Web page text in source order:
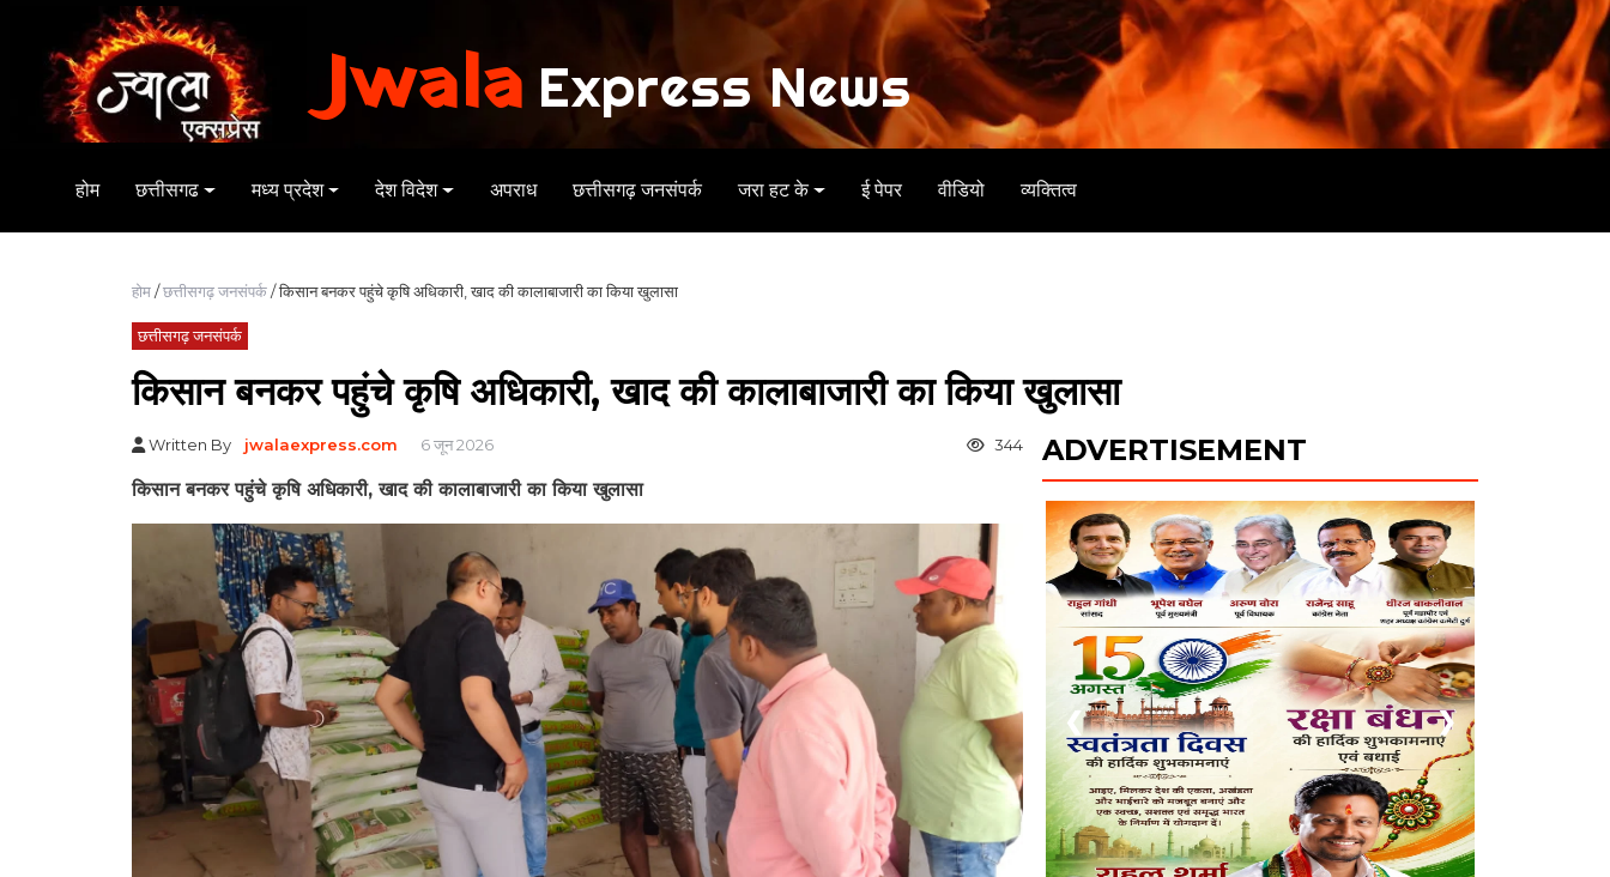
Jwala Express News
होम छत्तीसगढ मध्य प्रदेश देश विदेश अपराध छत्तीसगढ़ जनसंपर्क जरा हट के ई पेपर वीडियो व्यक्तित्व
होम/छत्तीसगढ़ जनसंपर्क/ किसान बनकर पहुंचे कृषि अधिकारी, खाद की कालाबाजारी का किया खुलासा
छत्तीसगढ़ जनसंपर्क
किसान बनकर पहुंचे कृषि अधिकारी, खाद की कालाबाजारी का किया खुलासा
Written By jwalaexpress.com 6 जून 2026 344
किसान बनकर पहुंचे कृषि अधिकारी, खाद की कालाबाजारी का किया खुलासा
ADVERTISEMENT
❮ ❯